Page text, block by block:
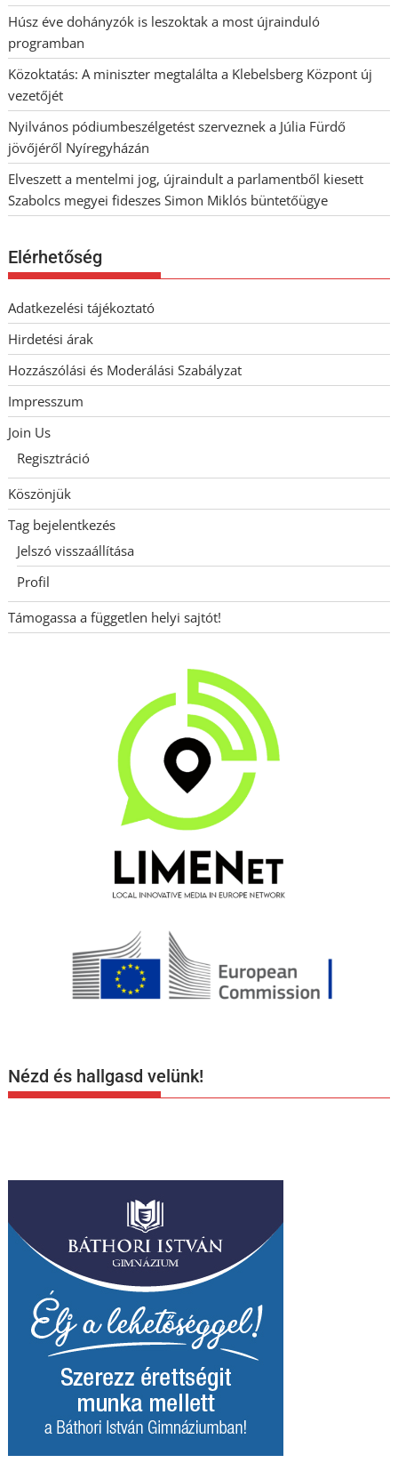
Húsz éve dohányzók is leszoktak a most újrainduló
programban
Közoktatás: A miniszter megtalálta a Klebelsberg Központ új
vezetőjét
Nyilvános pódiumbeszélgetést szerveznek a Júlia Fürdő
jövőjéről Nyíregyházán
Elveszett a mentelmi jog, újraindult a parlamentből kiesett
Szabolcs megyei fideszes Simon Miklós büntetőügye
Elérhetőség
Adatkezelési tájékoztató
Hirdetési árak
Hozzászólási és Moderálási Szabályzat
Impresszum
Join Us
Regisztráció
Köszönjük
Tag bejelentkezés
Jelszó visszaállítása
Profil
Támogassa a független helyi sajtót!
Nézd és hallgasd velünk!